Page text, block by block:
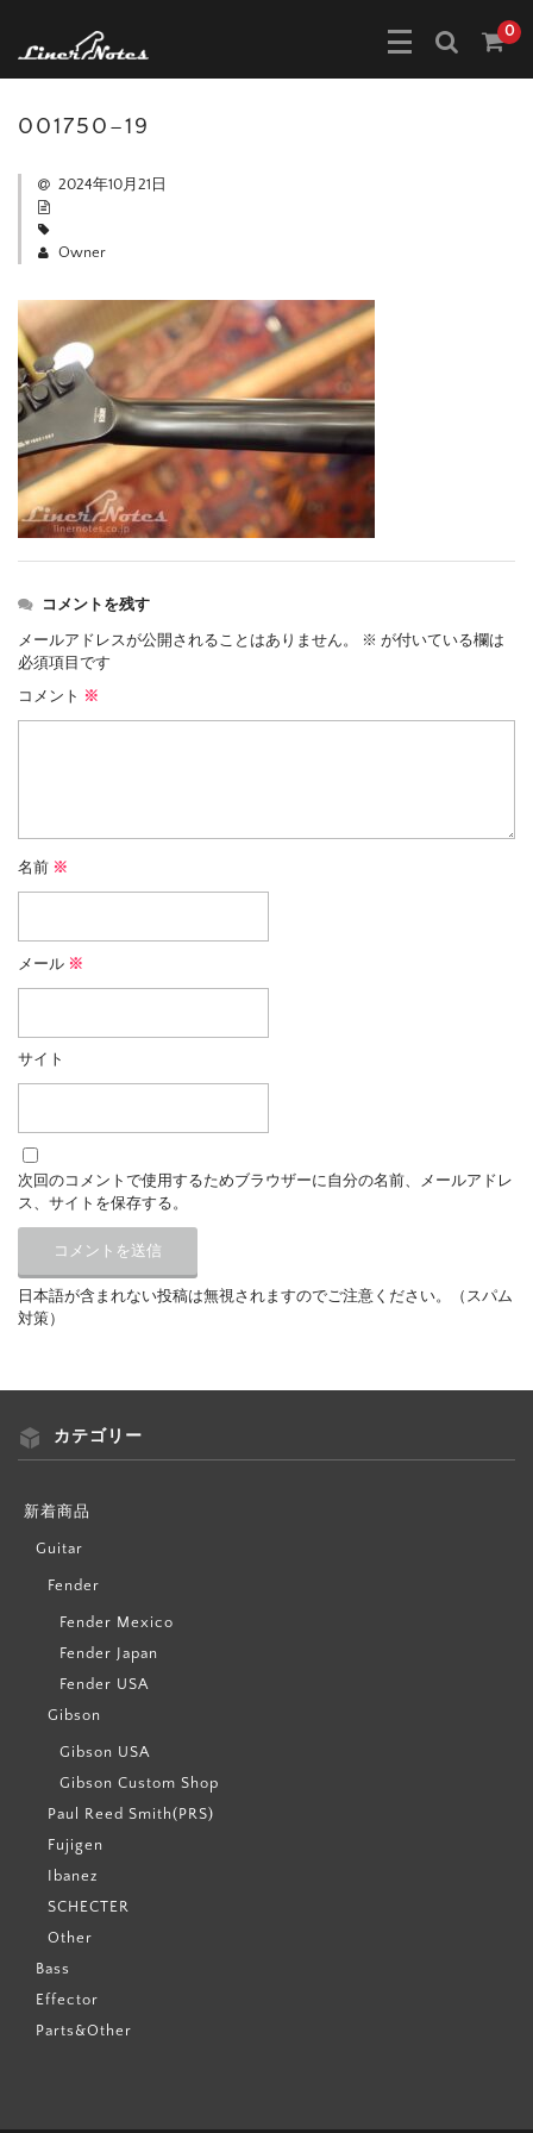
0
001750–19
2024年10月21日
Owner
コメントを残す
メールアドレスが公開されることはありません。 ※ が付いている欄は
必須項目です
コメント ※
名前 ※
メール ※
サイト
次回のコメントで使用するためブラウザーに自分の名前、メールアドレ
ス、サイトを保存する。
日本語が含まれない投稿は無視されますのでご注意ください。（スパム
対策）
カテゴリー
新着商品
Guitar
Fender
Fender Mexico
Fender Japan
Fender USA
Gibson
Gibson USA
Gibson Custom Shop
Paul Reed Smith(PRS)
Fujigen
Ibanez
SCHECTER
Other
Bass
Effector
Parts&Other